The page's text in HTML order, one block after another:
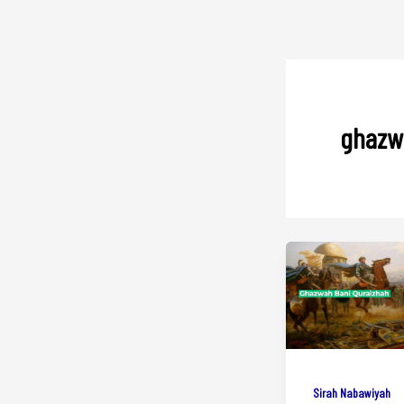
Sirah Nabawiyah